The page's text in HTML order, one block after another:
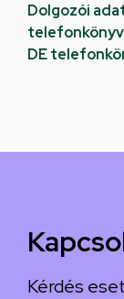
Dolgozói
DE
Kérdés